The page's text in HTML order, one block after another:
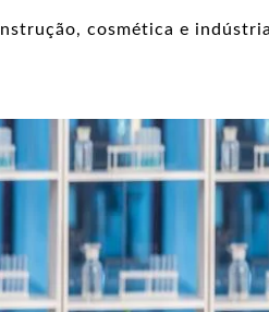
cosmética e